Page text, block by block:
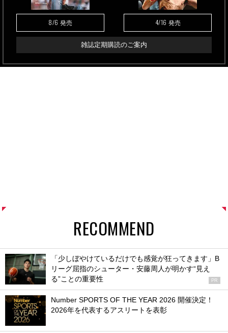
8/6 発売 4/16 発売
雑誌定期購読のご案内
RECOMMEND
「少しぼやけているだけでも感覚が狂ってきます」B
リーグ屈指のシューター・安藤周人が明かす“見え
る”ことの重要性
PR
Number SPORTS OF THE YEAR 2026 開催決定！
2026年を代表するアスリートを表彰